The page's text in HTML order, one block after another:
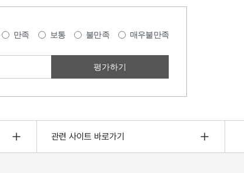
만족 보통 불만족 매우불만족
관련 사이트 바로가기